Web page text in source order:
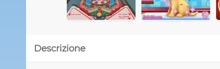
Descrizione